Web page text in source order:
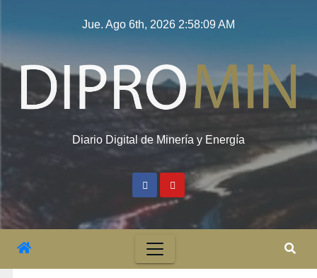
Jue. Ago 6th, 2026 2:58:10 AM
Diario Digital de Minería y Energía